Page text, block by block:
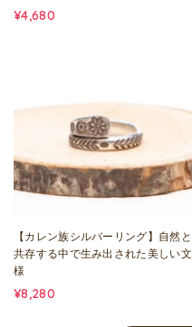
¥4,680
【カレン族シルバーリング】自然と
共存する中で生み出された美しい文
様
¥8,280